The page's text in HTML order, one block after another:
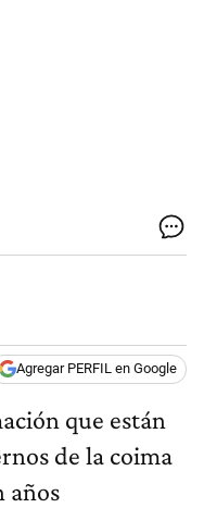
Agregar PERFIL en Google
que están
de la coima
años